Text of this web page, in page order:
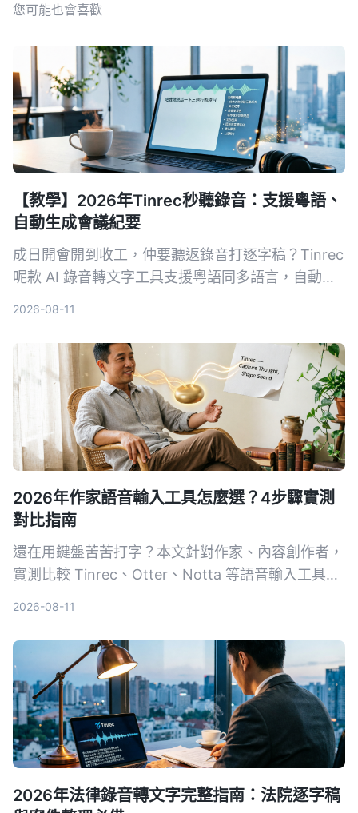
您可能也會喜歡
【教學】2026年Tinrec秒聽錄音：支援粵語、
自動生成會議紀要
成日開會開到收工，仲要聽返錄音打逐字稿？Tinrec
呢款 AI 錄音轉文字工具支援粵語同多語言，自動生
他工具對比同避坑指南，睇完即刻識揀。
2026-08-11
2026年作家語音輸入工具怎麼選？4步驟實測
對比指南
還在用鍵盤苦苦打字？本文針對作家、內容創作者，
實測比較 Tinrec、Otter、Notta 等語音輸入工具，
2026-08-11
2026年法律錄音轉文字完整指南：法院逐字稿